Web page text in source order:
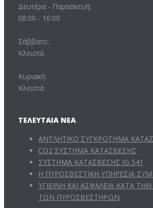
Δευτέρα - Παρασκευή:
08:00 - 16:00
Σάββατο:
Κλειστά
Κυριακή:
Κλειστά
ΤΕΛΕΥΤΑΊΑ ΝΈΑ
ΑΝΤΛΗΤΙΚΟ ΣΥΓΚΡΟΤΗΜΑ
CO2 ΣΥΣΤΗΜΑ ΚΑΤΑΣΒΕΣΗΣ
ΣΥΣΤΗΜΑ ΚΑΤΑΣΒΕΣΗΣ IG 541
Η ΠΥΡΟΣΒΕΣΤΙΚΗ ΥΠΗΡΕΣΙΑ
ΥΓΙΕΙΝΗ ΚΑΙ ΑΣΦΑΛΕΙΑ ΚΑΤΑ
ΤΩΝ ΠΥΡΟΣΒΕΣΤΗΡΩΝ